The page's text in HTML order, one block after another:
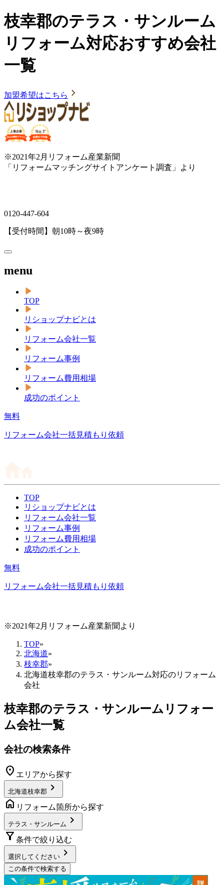
枝幸郡のテラス・サンルーム
リフォーム対応おすすめ会社
一覧
加盟希望はこちら
※2021年2月リフォーム産業新聞
「リフォームマッチングサイトアンケート調査」より
0120-447-604
【受付時間】朝10時～夜9時
menu
TOP
リショップナビとは
リフォーム会社一覧
リフォーム事例
リフォーム費用相場
成功のポイント
無料
リフォーム会社一括見積もり依頼
TOP
リショップナビとは
リフォーム会社一覧
リフォーム事例
リフォーム費用相場
成功のポイント
無料
リフォーム会社一括見積もり依頼
※2021年2月リフォーム産業新聞より
TOP»
北海道»
枝幸郡»
北海道枝幸郡のテラス・サンルーム対応のリフォーム
会社
枝幸郡のテラス・サンルームリフォー
ム会社一覧
会社の検索条件
location_on エリアから探す
北海道枝幸郡 chevron_right
home リフォーム箇所から探す
テラス・サンルーム chevron_right
filter_alt 条件で絞り込む
選択してください chevron_right
この条件で検索する